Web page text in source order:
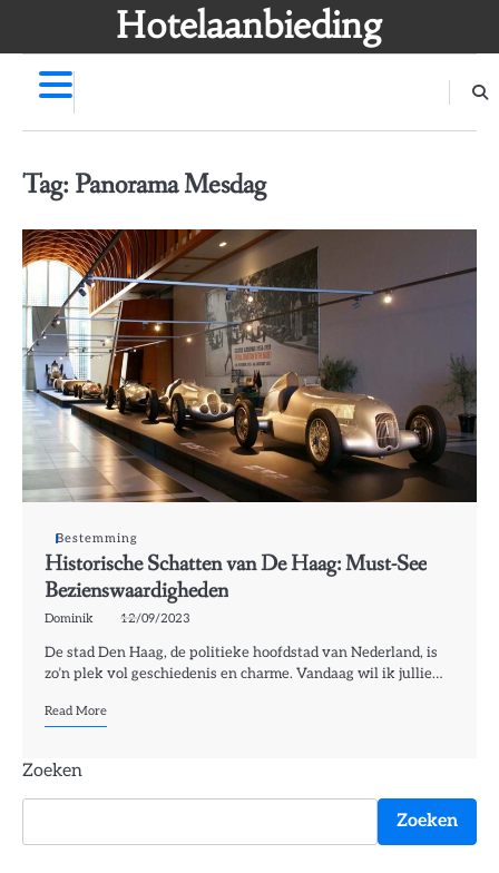
Hotelaanbieding
Tag: Panorama Mesdag
Bestemming
Historische Schatten van De Haag: Must-See
Bezienswaardigheden
Dominik 12/09/2023
De stad Den Haag, de politieke hoofdstad van Nederland, is
zo’n plek vol geschiedenis en charme. Vandaag wil ik jullie…
Read More
Zoeken
Zoeken